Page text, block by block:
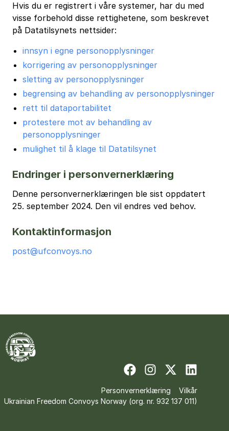
Hvis du er registrert i våre systemer, har du med
visse forbehold disse rettighetene, som beskrevet
på Datatilsynets nettsider:
innsyn i egne personopplysninger
korrigering av personopplysninger
sletting av personopplysninger
begrensing av behandling av personopplysninger
rett til dataportabilitet
protestere mot av behandling av
personopplysninger
mulighet til å klage til Datatilsynet
Endringer i personvernerklæring
Denne personvernerklæringen ble sist oppdatert
25. september 2024. Den vil endres ved behov.
Kontaktinformasjon
post@ufconvoys.no
Personvernerklæring
Vilkår
Ukrainian Freedom Convoys Norway (org. nr. 932 137 011)